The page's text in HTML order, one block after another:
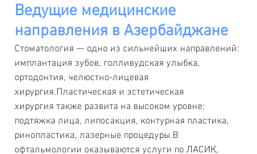
Ведущие медицинские
направления в Азербайджане
Стоматология — одно из сильнейших направлений:
имплантация зубов, голливудская улыбка,
ортодонтия, челюстно-лицевая
хирургия.Пластическая и эстетическая
хирургия также развита на высоком уровне:
подтяжка лица, липосакция, контурная пластика,
ринопластика, лазерные процедуры.В
офтальмологии оказываются услуги по ЛАСИК,